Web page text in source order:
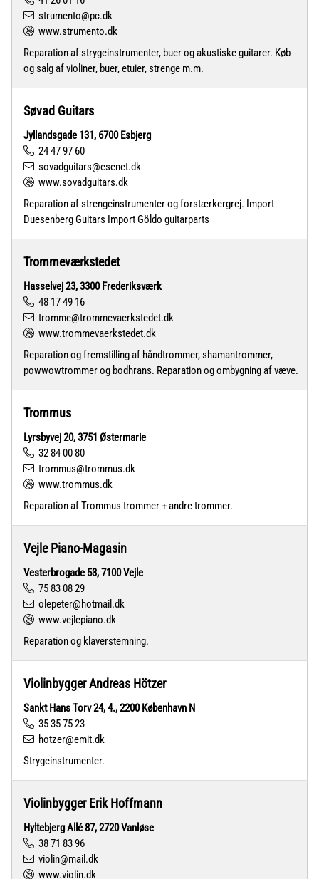
strumento@pc.dk
www.strumento.dk
Reparation af strygeinstrumenter, buer og akustiske guitarer. Køb
og salg af violiner, buer, etuier, strenge m.m.
Søvad Guitars
Jyllandsgade 131, 6700 Esbjerg
24 47 97 60
sovadguitars@esenet.dk
www.sovadguitars.dk
Reparation af strengeinstrumenter og forstærkergrej. Import
Duesenberg Guitars Import Göldo guitarparts
Trommeværkstedet
Hasselvej 23, 3300 Frederiksværk
48 17 49 16
tromme@trommevaerkstedet.dk
www.trommevaerkstedet.dk
Reparation og fremstilling af håndtrommer, shamantrommer,
powwowtrommer og bodhrans. Reparation og ombygning af væve.
Trommus
Lyrsbyvej 20, 3751 Østermarie
32 84 00 80
trommus@trommus.dk
www.trommus.dk
Reparation af Trommus trommer + andre trommer.
Vejle Piano-Magasin
Vesterbrogade 53, 7100 Vejle
75 83 08 29
olepeter@hotmail.dk
www.vejlepiano.dk
Reparation og klaverstemning.
Violinbygger Andreas Hötzer
Sankt Hans Torv 24, 4., 2200 København N
35 35 75 23
hotzer@emit.dk
Strygeinstrumenter.
Violinbygger Erik Hoffmann
Hyltebjerg Allé 87, 2720 Vanløse
38 71 83 96
violin@mail.dk
www.violin.dk